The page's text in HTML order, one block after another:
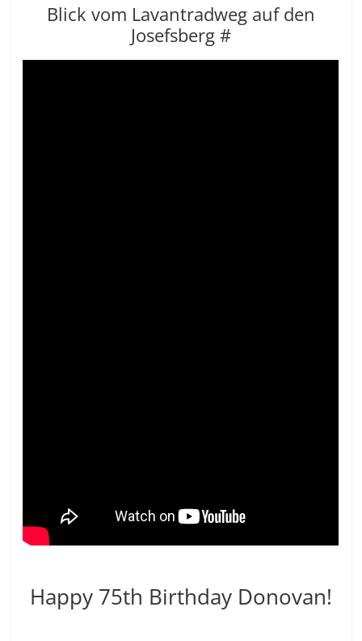
Blick vom Lavantradweg auf den
Josefsberg #
Happy 75th Birthday Donovan!